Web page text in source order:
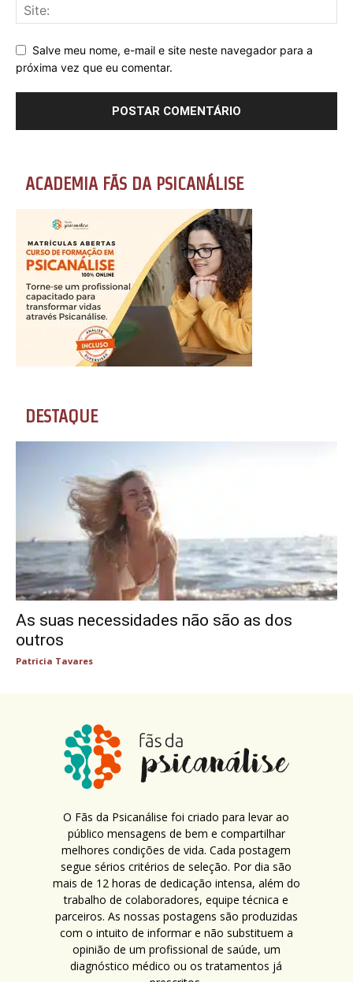
Salve meu nome, e-mail e site neste navegador para a
próxima vez que eu comentar.
ACADEMIA FÃS DA PSICANÁLISE
DESTAQUE
As suas necessidades não são as dos
outros
Patricia Tavares
O Fãs da Psicanálise foi criado para levar ao
público mensagens de bem e compartilhar
melhores condições de vida. Cada postagem
segue sérios critérios de seleção. Por dia são
mais de 12 horas de dedicação intensa, além do
trabalho de colaboradores, equipe técnica e
parceiros. As nossas postagens são produzidas
com o intuito de informar e não substituem a
opinião de um profissional de saúde, um
diagnóstico médico ou os tratamentos já